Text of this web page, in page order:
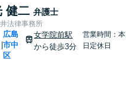
健二 弁護士
法律事務所
広島
市中
区
女学院前駅
から徒歩3分
営業時間：本
日定休日